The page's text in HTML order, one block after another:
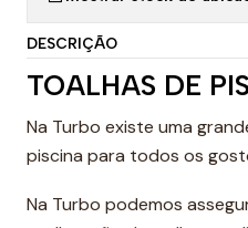
DESCRIÇÃO
TOALHAS DE
Na Turbo existe uma
piscina para todos os
Na Turbo podemos